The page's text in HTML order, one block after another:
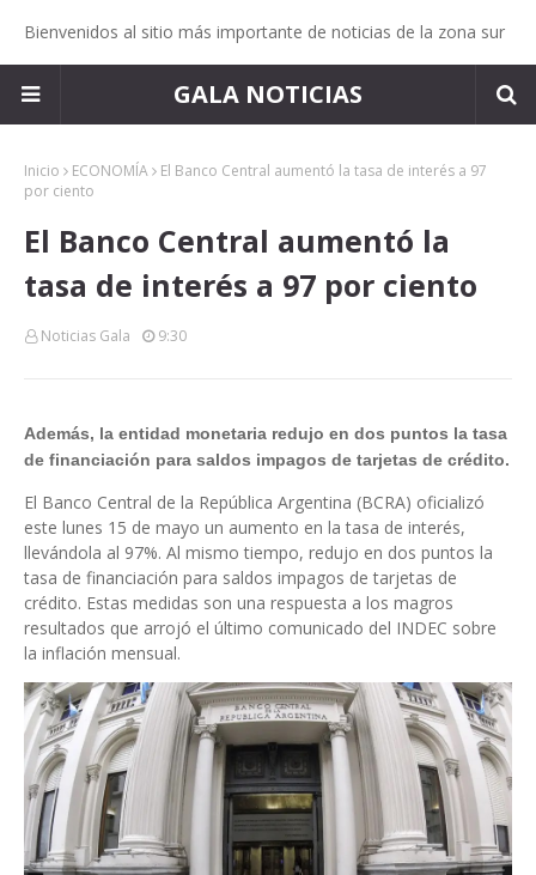
Bienvenidos al sitio más importante de noticias de la zona sur
GALA NOTICIAS
Inicio ECONOMÍA
El Banco Central aumentó la tasa de interés a 97
por ciento
El Banco Central aumentó la
tasa de interés a 97 por ciento
Noticias Gala 9:30
Además, la entidad monetaria redujo en dos puntos la tasa
de financiación para saldos impagos de tarjetas de crédito.
El Banco Central de la República Argentina (BCRA) oficializó
este lunes 15 de mayo un aumento en la tasa de interés,
llevándola al 97%. Al mismo tiempo, redujo en dos puntos la
tasa de financiación para saldos impagos de tarjetas de
crédito. Estas medidas son una respuesta a los magros
resultados que arrojó el último comunicado del INDEC sobre
la inflación mensual.